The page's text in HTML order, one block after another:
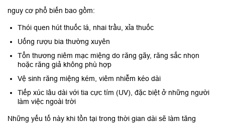
nguy cơ phổ biến bao gồm:
Thói quen hút thuốc lá, nhai trầu, xỉa thuốc
Uống rượu bia thường xuyên
Tổn thương niêm mạc miệng do răng gãy, răng sắc nhọn
hoặc răng giả không phù hợp
Vệ sinh răng miệng kém, viêm nhiễm kéo dài
Tiếp xúc lâu dài với tia cực tím (UV), đặc biệt ở những người
làm việc ngoài trời
Những yếu tố này khi tồn tại trong thời gian dài sẽ làm tăng